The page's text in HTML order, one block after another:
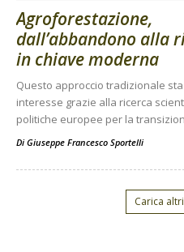
Agroforestazione,
dall’abbandono alla
in chiave moderna
Questo approccio tradizionale
interesse grazie alla ricerca
politiche europee per la
Di Giuseppe Francesco Sportelli
Carica